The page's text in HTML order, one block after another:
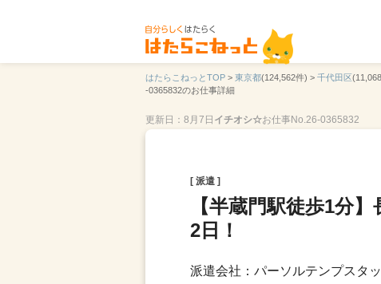
はたらこねっとTOP > 東京都(124,562件) > 千代田区
-0365832のお仕事詳細
更新日：8月7日 イチオシ☆お仕事No.26-0365832
[ 派遣 ]
【半蔵門駅徒歩1分
2日！
派遣会社：パーソルテンプスタ